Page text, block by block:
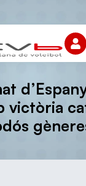
victòria